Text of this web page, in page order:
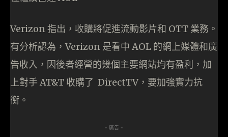
Verizon 指出，收購將促進流動影片和 OTT 業務。
有分析認為，Verizon 是看中 AOL 的網上媒體和廣
告收入，因後者經營的幾個主要網站均有盈利，加
上對手 AT&T 收購了 DirectTV，要加強實力抗
衡。
- 廣告 -